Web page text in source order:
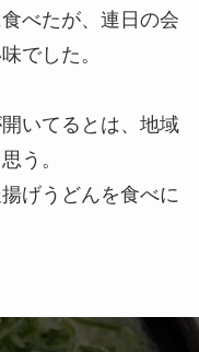
一つだ。
なうどんだ。
せた。
かが違うので面白
麩羅のところもあ
べたが、連日の会